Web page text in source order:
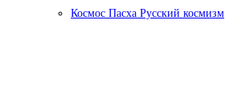
Космос Пасха Русский космизм